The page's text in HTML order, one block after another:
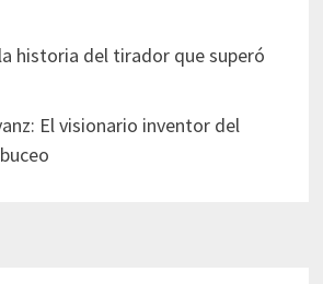
historia del tirador que superó
El visionario inventor del